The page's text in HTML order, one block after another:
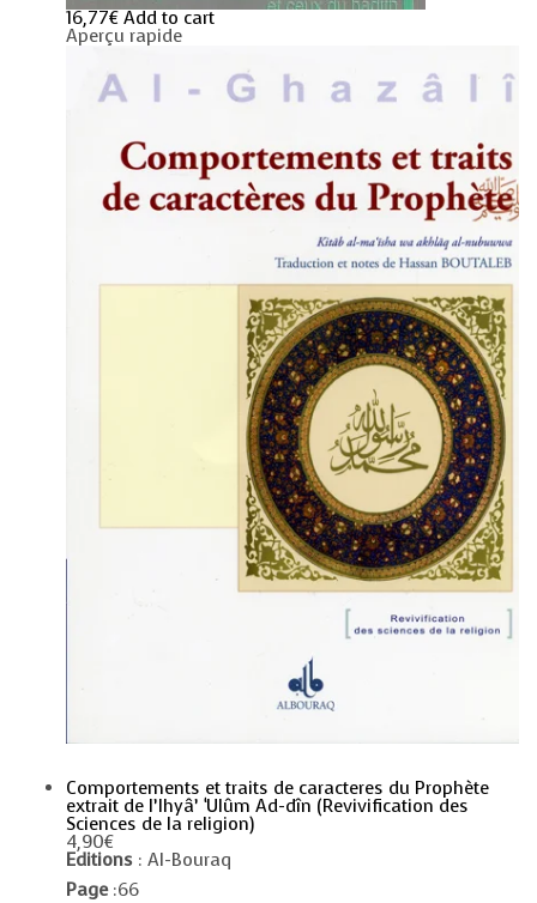
16,77€ Add to cart
Aperçu rapide
Comportements et traits de caracteres du Prophète
extrait de l’Ihyâ’ ‘Ulûm Ad-dîn (Revivification des
Sciences de la religion)
4,90€
Editions : Al-Bouraq
Page:66